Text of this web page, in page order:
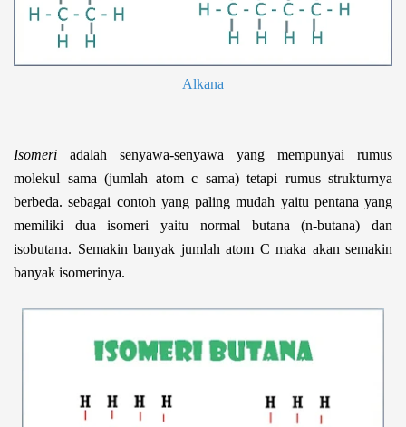
Alkana
Isomeri adalah senyawa-senyawa yang mempunyai rumus
molekul sama (jumlah atom c sama) tetapi rumus strukturnya
berbeda. sebagai contoh yang paling mudah yaitu pentana yang
memiliki dua isomeri yaitu normal butana (n-butana) dan
isobutana. Semakin banyak jumlah atom C maka akan semakin
banyak isomerinya.